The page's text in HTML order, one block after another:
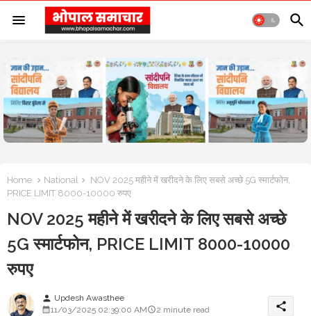
Home National
NOV 2025 महीने में खरीदने के लिए सबसे अच्छे 5G स्मार्टफोन,
PRICE LIMIT 8000-10000 रुपए
NOV 2025 महीने में खरीदने के लिए सबसे अच्छे
5G स्मार्टफोन, PRICE LIMIT 8000-10000
रुपए
person Updesh Awasthee
11/03/2025 02:39:00 AM
2 minute read share